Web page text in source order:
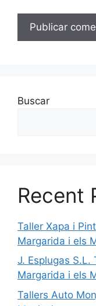
Buscar
Recent
Taller Xapa i
Margarida i els
J. Esplugas S.L.
Margarida i els
Tallers Auto